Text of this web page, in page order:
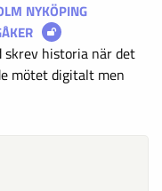
NYKÖPING
skrev historia när det
mötet digitalt men